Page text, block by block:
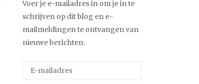
Voer je e-mailadres in om je in te
schrijven op dit blog en e-
mailmeldingen te ontvangen van
nieuwe berichten.